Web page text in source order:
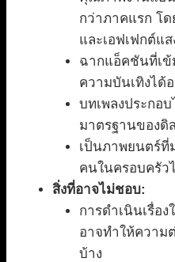
กว่าภาคแรก โด
และเอฟเฟกต์แส
ฉากแอ็คชันที่เข้
ความบันเทิงได้
บทเพลงประกอบ
มาตรฐานของดิ
เป็นภาพยนตร์ที่
คนในครอบครัว
สิ่งที่อาจไม่ชอบ:
การดำเนินเรื่อ
อาจทำให้ความ
บ้าง